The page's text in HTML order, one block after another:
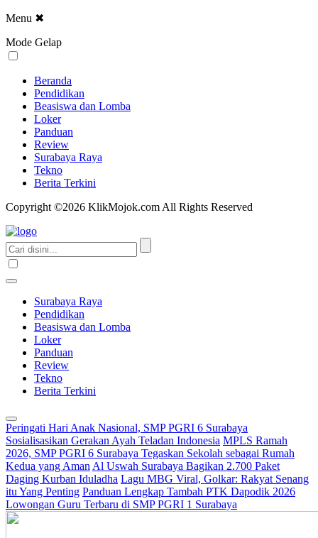
Menu ✖
Mode Gelap
Beranda
Pendidikan
Beasiswa dan Lomba
Loker
Panduan
Review
Surabaya Raya
Tekno
Berita Terkini
Copyright ©2026 KlikMojok.com All Rights Reserved
Surabaya Raya
Pendidikan
Beasiswa dan Lomba
Loker
Panduan
Review
Tekno
Berita Terkini
Peringati Hari Anak Nasional, SMP PGRI 6 Surabaya
Sosialisasikan Gerakan Ayah Teladan Indonesia MPLS Ramah
2026, SMP PGRI 6 Surabaya Tegaskan Sekolah sebagai Rumah
Kedua yang Aman Al Uswah Surabaya Bagikan 2.700 Paket
Daging Kurban Iduladha Lagu MBG Viral, Golkar: Rakyat Senang
itu Yang Penting Panduan Lengkap Tambah PTK Dapodik 2026
Lowongan Guru Terbaru di SMP PGRI 1 Surabaya